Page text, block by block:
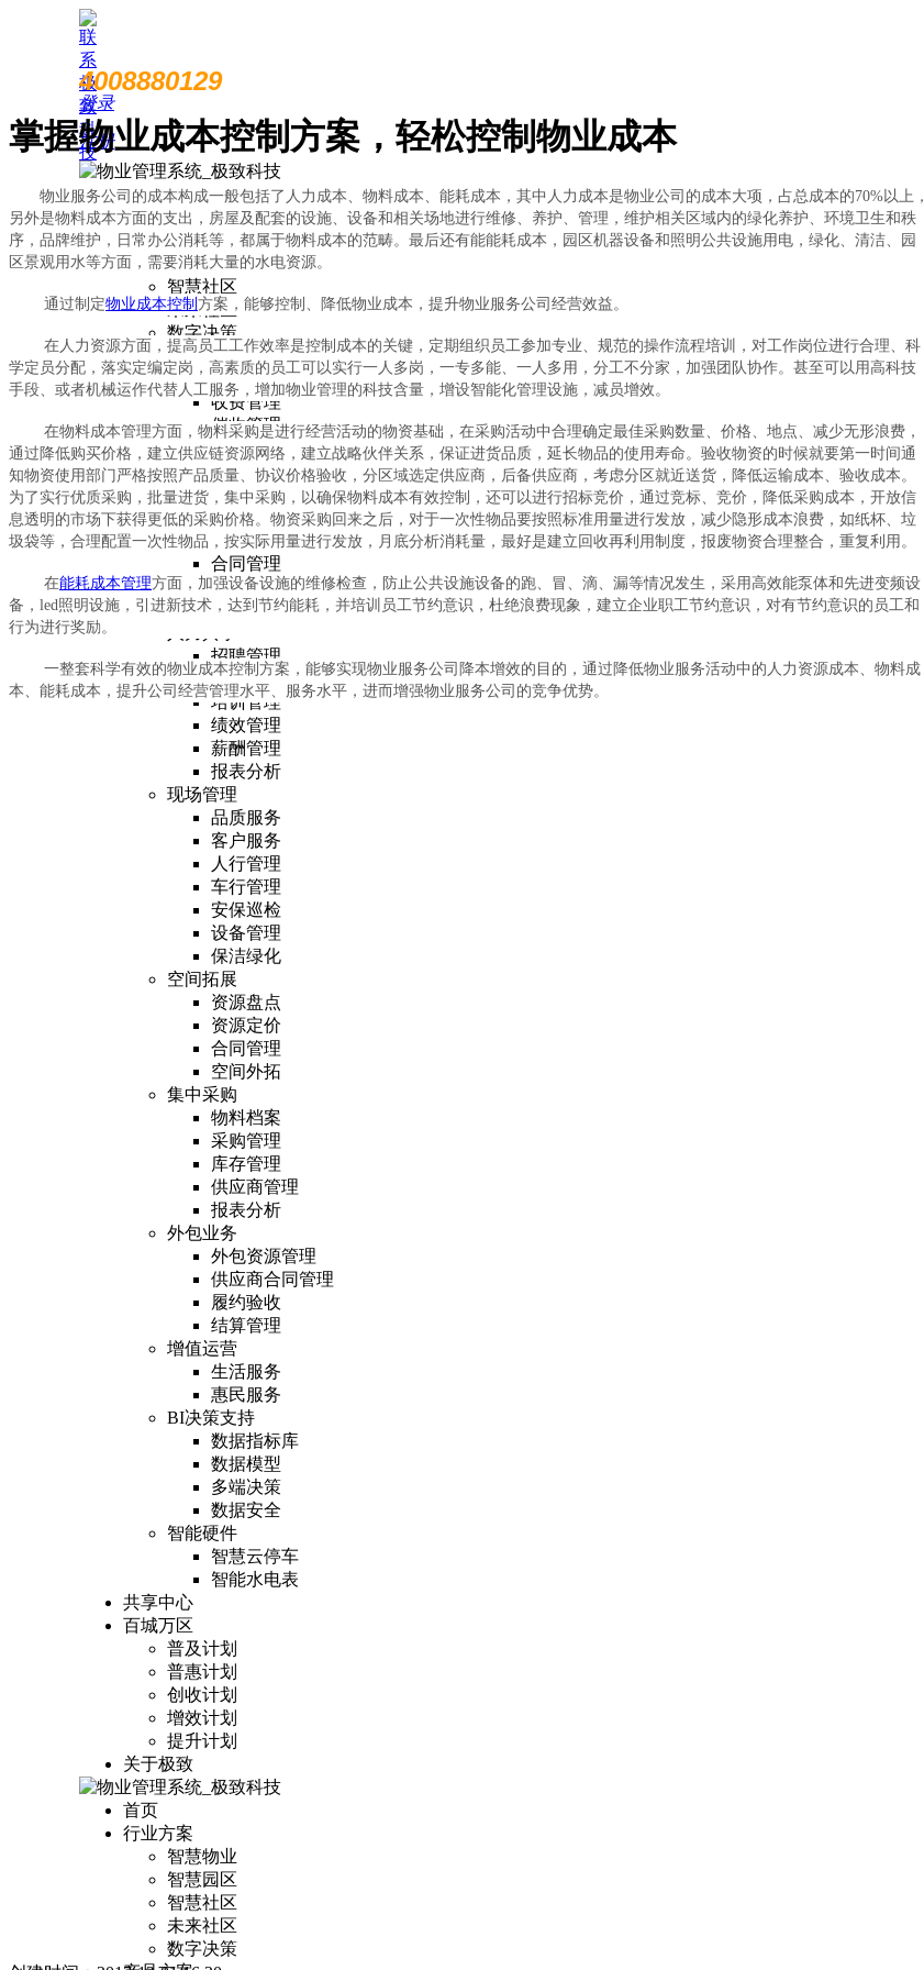
4008880129
登录
注册
首页
行业方案
智慧物业
智慧园区
智慧社区
未来社区
数字决策
产品方案
物业收费
收费管理
催收管理
业财税银一体化
租赁经营
房源定价
招商管理
租赁管理
合同管理
入驻管理
报表分析
招聘管理
人事管理
培训管理
绩效管理
薪酬管理
报表分析
现场管理
品质服务
客户服务
人行管理
车行管理
安保巡检
设备管理
保洁绿化
空间拓展
资源盘点
资源定价
合同管理
空间外拓
集中采购
物料档案
采购管理
库存管理
供应商管理
报表分析
外包业务
外包资源管理
供应商合同管理
履约验收
结算管理
增值运营
生活服务
惠民服务
BI决策支持
数据指标库
数据模型
多端决策
数据安全
智能硬件
智慧云停车
智能水电表
共享中心
百城万区
普及计划
普惠计划
创收计划
增效计划
提升计划
关于极致
首页
行业方案
智慧物业
智慧园区
智慧社区
未来社区
数字决策
掌握物业成本控制方案，轻松控制物业成本
物业服务公司的成本构成一般包括了人力成本、物料成本、能耗成本，其中人力成本是物业公司的成本大项，占总成本的70%以上，
另外是物料成本方面的支出，房屋及配套的设施、设备和相关场地进行维修、养护、管理，维护相关区域内的绿化养护、环境卫生和秩
序，品牌维护，日常办公消耗等，都属于物料成本的范畴。最后还有能能耗成本，园区机器设备和照明公共设施用电，绿化、清洁、园
区景观用水等方面，需要消耗大量的水电资源。
通过制定物业成本控制 方案，能够控制、降低物业成本，提升物业服务公司经营效益。
在人力资源方面，提高员工工作效率是控制成本的关键，定期组织员工参加专业、规范的操作流程培训，对工作岗位进行合理、科
学定员分配，落实定编定岗，高素质的员工可以实行一人多岗，一专多能、一人多用，分工不分家，加强团队协作。甚至可以用高科技
手段、或者机械运作代替人工服务，增加物业管理的科技含量，增设智能化管理设施，减员增效。
在物料成本管理方面，物料采购是进行经营活动的物资基础，在采购活动中合理确定最佳采购数量、价格、地点、减少无形浪费，
通过降低购买价格，建立供应链资源网络，建立战略伙伴关系，保证进货品质，延长物品的使用寿命。验收物资的时候就要第一时间通
知物资使用部门严格按照产品质量、协议价格验收，分区域选定供应商，后备供应商，考虑分区就近送货，降低运输成本、验收成本。
为了实行优质采购，批量进货，集中采购，以确保物料成本有效控制，还可以进行招标竞价，通过竞标、竞价，降低采购成本，开放信
息透明的市场下获得更低的采购价格。物资采购回来之后，对于一次性物品要按照标准用量进行发放，减少隐形成本浪费，如纸杯、垃
圾袋等，合理配置一次性物品，按实际用量进行发放，月底分析消耗量，最好是建立回收再利用制度，报废物资合理整合，重复利用。
在能耗成本管理方面，加强设备设施的维修检查，防止公共设施设备的跑、冒、滴、漏等情况发生，采用高效能泵体和先进变频设
备，led照明设施，引进新技术，达到节约能耗，并培训员工节约意识，杜绝浪费现象，建立企业职工节约意识，对有节约意识的员工和
行为进行奖励。
一整套科学有效的物业成本控制方案，能够实现物业服务公司降本增效的目的，通过降低物业服务活动中的人力资源成本、物料成
本、能耗成本，提升公司经营管理水平、服务水平，进而增强物业服务公司的竞争优势。